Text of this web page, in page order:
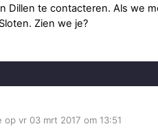
Dillen te contacteren. Als we
Zien we je?
op vr 03 mrt 2017 om 13:51